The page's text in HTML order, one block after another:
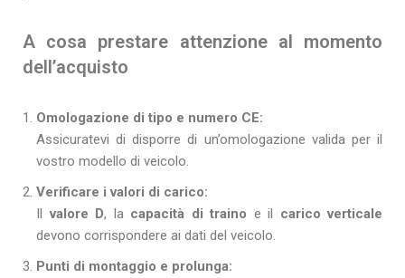
A cosa prestare attenzione al momento
dell’acquisto
Omologazione di tipo e numero CE:
Assicuratevi di disporre di un’omologazione valida per il
vostro modello di veicolo.
Verificare i valori di carico:
Ilvalore D, la capacità di traino e il carico verticale
devono corrispondere ai dati del veicolo.
Punti di montaggio e prolunga: